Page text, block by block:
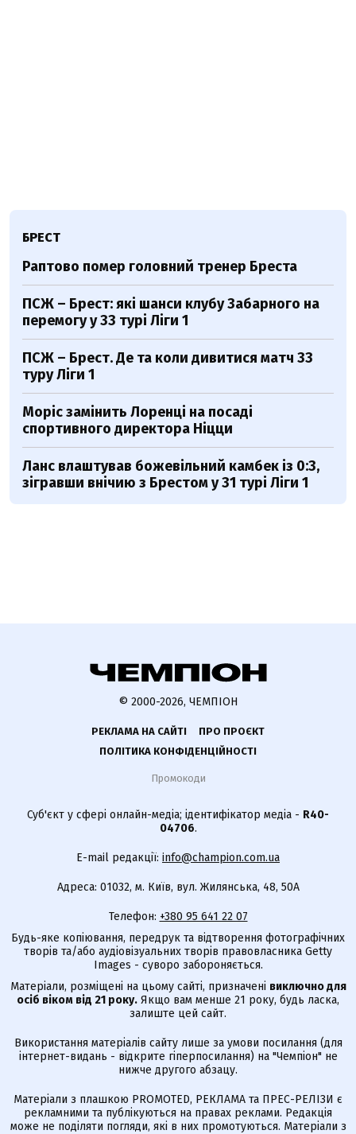
БРЕСТ
Раптово помер головний тренер Бреста
ПСЖ – Брест: які шанси клубу Забарного на
перемогу у 33 турі Ліги 1
ПСЖ – Брест. Де та коли дивитися матч 33
туру Ліги 1
Моріс замінить Лоренці на посаді
спортивного директора Ніцци
Ланс влаштував божевільний камбек із 0:3,
зігравши внічию з Брестом у 31 турі Ліги 1
© 2000-2026, ЧЕМПІОН
РЕКЛАМА НА САЙТІ
ПРО ПРОЄКТ
ПОЛІТИКА КОНФІДЕНЦІЙНОСТІ
Промокоди
Суб'єкт у сфері онлайн-медіа; ідентифікатор медіа - R40-
04706.
E-mail редакції: info@champion.com.ua
Адреса: 01032, м. Київ, вул. Жилянська, 48, 50А
Телефон: +380 95 641 22 07
Будь-яке копіювання, передрук та відтворення фотографічних
творів та/або аудіовізуальних творів правовласника Getty
Images - суворо забороняється.
Матеріали, розміщені на цьому сайті, призначені виключно для
осіб віком від 21 року. Якщо вам менше 21 року, будь ласка,
залиште цей сайт.
Використання матеріалів сайту лише за умови посилання (для
інтернет-видань - відкрите гіперпосилання) на "Чемпіон" не
нижче другого абзацу.
Матеріали з плашкою PROMOTED, РЕКЛАМА та ПРЕС-РЕЛІЗИ є
рекламними та публікуються на правах реклами. Редакція
може не поділяти погляди, які в них промотуються. Матеріали з